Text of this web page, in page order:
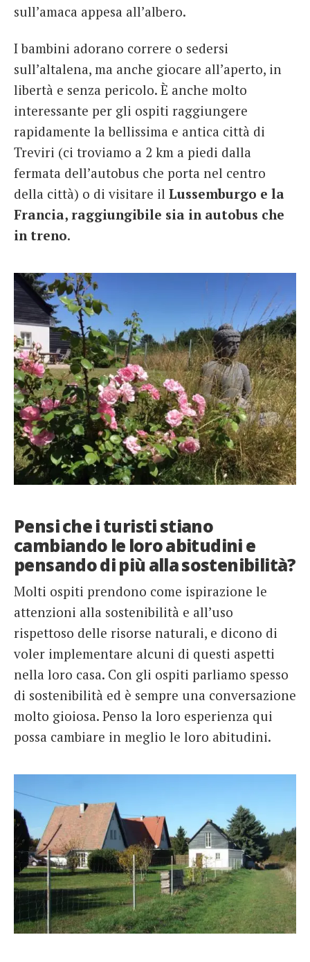
sull’amaca appesa all’albero.
I bambini adorano correre o sedersi
sull’altalena, ma anche giocare all’aperto, in
libertà e senza pericolo. È anche molto
interessante per gli ospiti raggiungere
rapidamente la bellissima e antica città di
Treviri (ci troviamo a 2 km a piedi dalla
fermata dell’autobus che porta nel centro
della città) o di visitare il Lussemburgo e la
Francia, raggiungibile sia in autobus che
in treno.
Pensi che i turisti stiano
cambiando le loro abitudini e
pensando di più alla sostenibilità?
Molti ospiti prendono come ispirazione le
attenzioni alla sostenibilità e all’uso
rispettoso delle risorse naturali, e dicono di
voler implementare alcuni di questi aspetti
nella loro casa. Con gli ospiti parliamo spesso
di sostenibilità ed è sempre una conversazione
molto gioiosa. Penso la loro esperienza qui
possa cambiare in meglio le loro abitudini.